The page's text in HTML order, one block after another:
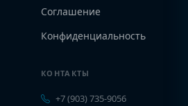
Соглашение
Конфиденциальность
КОНТАКТЫ
+7 (903) 735-9056